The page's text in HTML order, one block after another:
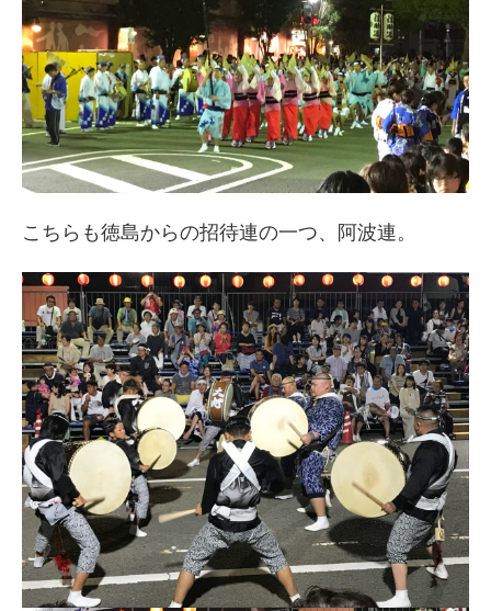
こちらも徳島からの招待連の一つ、阿波連。